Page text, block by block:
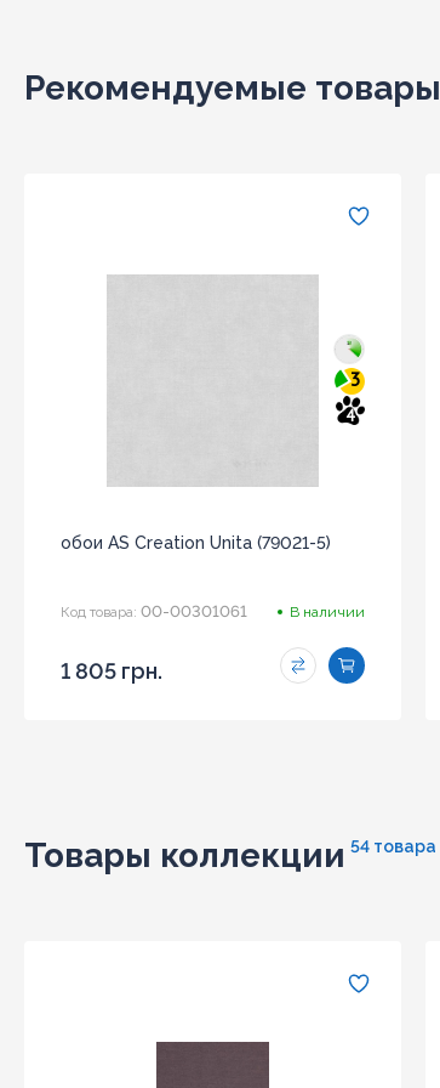
Рекомендуемые товары
3
4
обои AS Creation Unita (79021-5)
Код товара: 00-00301061 В наличии
1 805 грн.
Товары коллекции 54 товара